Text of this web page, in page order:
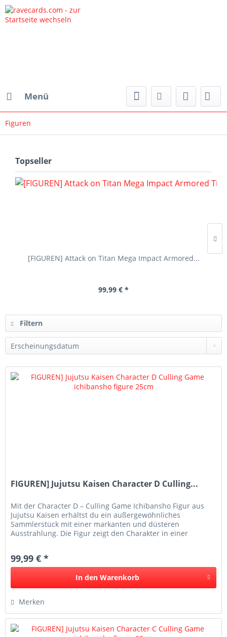
Menü
Figuren
Topseller
[FIGUREN] Attack on Titan Mega Impact Armored...
99,99 € *
Filtern
FIGUREN] Jujutsu Kaisen Character D Culling...
Mit der Character D – Culling Game Ichibansho Figur aus
Jujutsu Kaisen erhältst du ein außergewöhnliches
Sammlerstück mit einer markanten und düsteren
Ausstrahlung. Die Figur zeigt den Charakter in einer
99,99 € *
In den Warenkorb
Merken